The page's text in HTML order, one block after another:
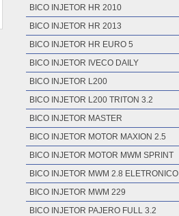
BICO INJETOR HR 2010
BICO INJETOR HR 2013
BICO INJETOR HR EURO 5
BICO INJETOR IVECO DAILY
BICO INJETOR L200
BICO INJETOR L200 TRITON 3.2
BICO INJETOR MASTER
BICO INJETOR MOTOR MAXION 2.5
BICO INJETOR MOTOR MWM SPRINT
BICO INJETOR MWM 2.8 ELETRONICO
BICO INJETOR MWM 229
BICO INJETOR PAJERO FULL 3.2